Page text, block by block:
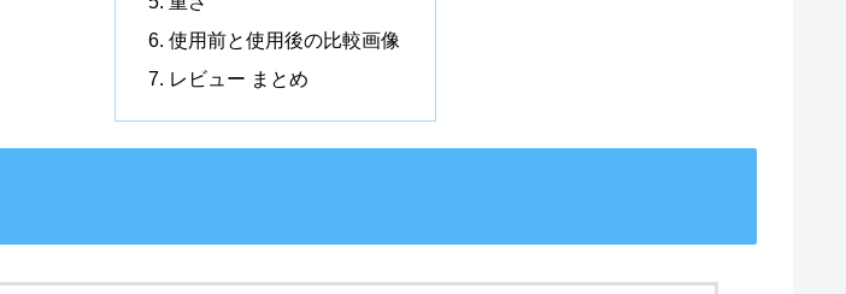
使用前と使用後の比較画像
レビュー まとめ